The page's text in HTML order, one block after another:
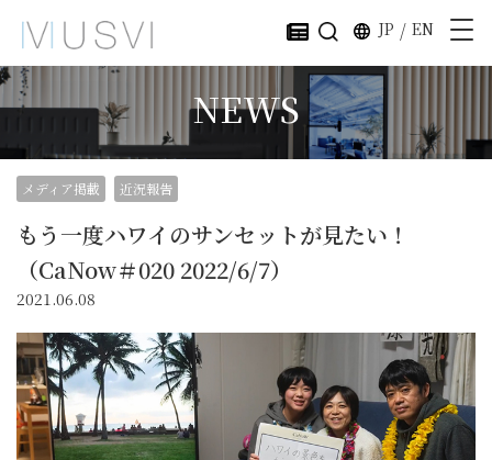
JP / EN
NEWS
メディア掲載 近況報告
もう一度ハワイのサンセットが見たい！
（CaNow＃020 2022/6/7）
2021.06.08